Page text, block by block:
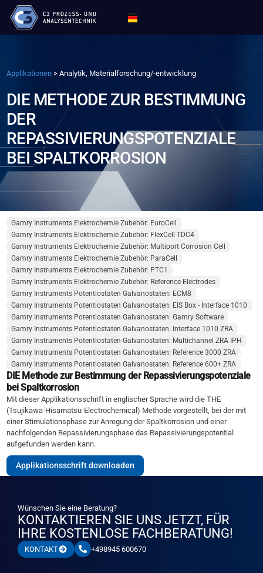
Applikationen > Analytik, Materialforschung/-entwicklung
DIE METHODE ZUR BESTIMMUNG
DER
REPASSIVIERUNGSPOTENZIALE
BEI SPALTKORROSION
Gamry Instruments Elektrochemie Zubehör: EuroCell
Gamry Instruments Elektrochemie Zubehör: FlexCell TDC4
Gamry Instruments Elektrochemie Zubehör: Multiport Corrosion Cell
Gamry Instruments Elektrochemie Zubehör: ParaCell
Gamry Instruments Elektrochemie Zubehör: PTC1
Gamry Instruments Elektrochemie Zubehör: Reference Electrodes
Gamry Instruments Potentiostaten Galvanostaten: ECM8
Gamry Instruments Potentiostaten Galvanostaten: EIS Box - Interface 1010
Gamry Instruments Potentiostaten Galvanostaten: Gamry Software
Gamry Instruments Potentiostaten Galvanostaten: Interface 1010 ZRA
Gamry Instruments Potentiostaten Galvanostaten: Multichannel ZRA IPH
Gamry Instruments Potentiostaten Galvanostaten: Reference 3000 ZRA
Gamry Instruments Potentiostaten Galvanostaten: Reference 600+ ZRA
DIE Methode zur Bestimmung der Repassivierungspotenziale
bei Spaltkorrosion
Mit dieser Applikationsschrift in englischer Sprache wird die THE
(Tsujikawa-Hisamatsu-Electrochemical) Methode vorgestellt, bei der mit
einer Stimulationsphase zur Anregung der Spaltkorrosion und einer
nachfolgenden Repassivierungsphase das Repassivierungspotential
aufgefunden werden kann.
Applikationsschrift downloaden
Wünschen Sie eine Beratung?
KONTAKTIEREN SIE UNS JETZT, FÜR
IHRE KOSTENLOSE FACHBERATUNG!
KONTAKT +498945 600670